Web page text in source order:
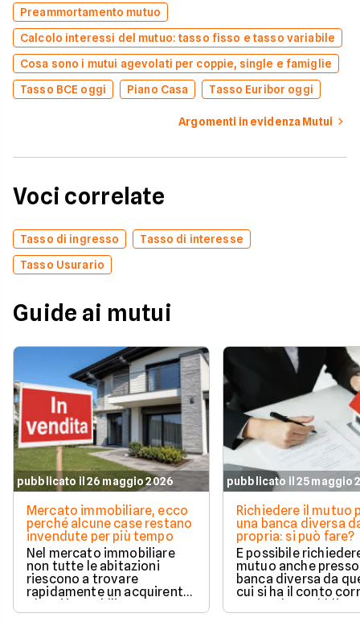
Preammortamento mutuo
Calcolo interessi del mutuo: tasso fisso e tasso variabile
Cosa sono i mutui agevolati per coppie, single e famiglie
Tasso BCE oggi
Piano Casa Tasso Euribor oggi
Argomenti in evidenza Mutui
Voci correlate
Tasso di ingresso
Tasso di interesse
Tasso Usurario
Guide ai mutui
pubblicato il 26 maggio 2026
Mercato immobiliare, ecco
perché alcune case restano
invendute per più tempo
Nel mercato immobiliare
non tutte le abitazioni
riescono a trovare
rapidamente un acquirente.
Alcuni immobili vengono
venduti in poche settimane,
pubblicato il 25 maggio
Richiedere il mutuo
una banca diversa
propria: si può fare?
È possibile
mutuo anche
banca diversa da
cui si ha il conto
senza alcun obbligo
trasferire il proprio